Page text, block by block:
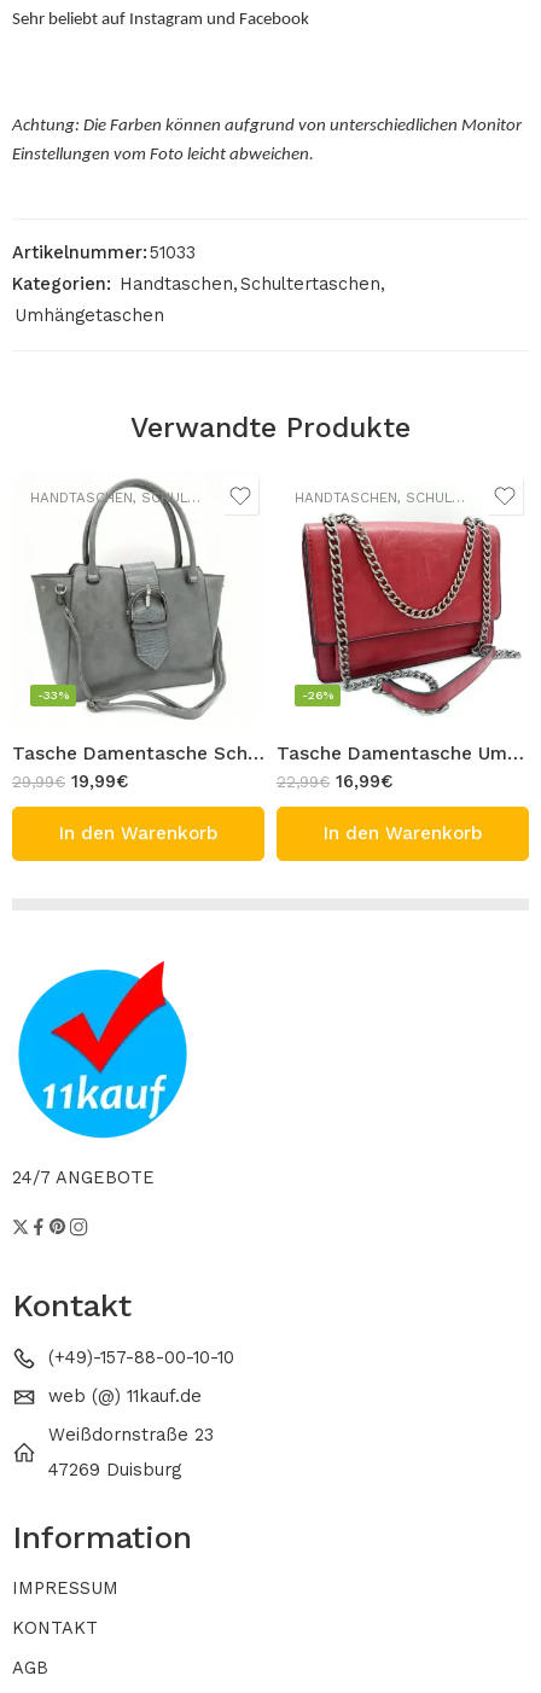
Sehr beliebt auf Instagram und Facebook
Achtung: Die Farben können aufgrund von unterschiedlichen Monitor
Einstellungen vom Foto leicht abweichen.
Artikelnummer:51033
Kategorien: Handtaschen,Schultertaschen,
Umhängetaschen
Verwandte Produkte
HANDTASCHEN, SCHULTERTASCHEN UMHÄNGETASCHEN
Tasche Damentasche Schultertasche Umhängetasche Grün Handtasche mit Gürtelschnalle Design TANIA
-33%
29,99€ 19,99€
In den Warenkorb
HANDTASCHEN, SCHULTERTASCHEN
Tasche Damentasche Umhängetasche Rot Schultertasche Box Handtasche mit Kettenhenkel Design CLARA
-26%
22,99€ 16,99€
In den Warenkorb
24/7 ANGEBOTE
Kontakt
(+49)-157-88-00-10-10
web (@) 11kauf.de
Weißdornstraße 23
47269 Duisburg
Information
IMPRESSUM
KONTAKT
AGB